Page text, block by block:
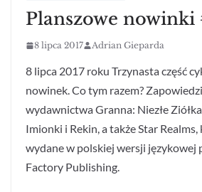
Planszowe nowinki
8 lipca 2017 Adrian Gieparda
8 lipca 2017 roku Trzynasta część
nowinek. Co tym razem?
wydawnictwa Granna: Niezłe
Imionki i Rekin, a także Star
wydane w polskiej wersji językowej
Factory Publishing.